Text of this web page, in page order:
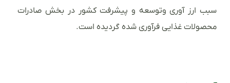
سبب ارز آوری وتوسعه و پیشرفت کشور در بخش صادرات
محصولات غذایی فرآوری شده گردیده است.